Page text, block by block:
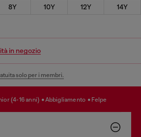
8Y 10Y 12Y
14Y
in negozio
solo per i membri.
(4-16 anni) abbigliamento felpe